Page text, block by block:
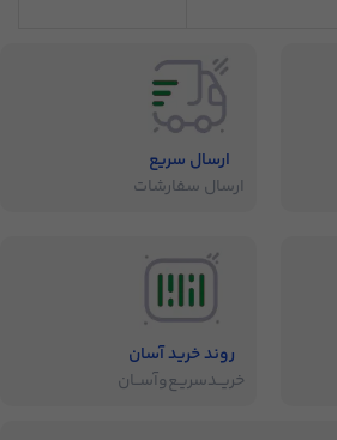
ارسال سریع
ارسال سفارشات
روند خرید آسان
خریــد‌سریـع‌و‌آســان